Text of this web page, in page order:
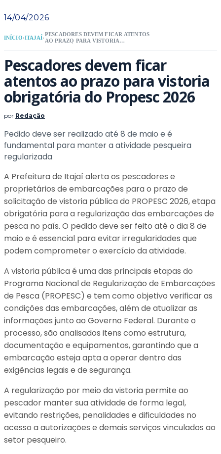
14/04/2026
INÍCIO›ITAJAÍ›
PESCADORES DEVEM FICAR ATENTOS
AO PRAZO PARA VISTORIA
Pescadores devem ficar
atentos ao prazo para vistoria
obrigatória do Propesc 2026
por Redação
Pedido deve ser realizado até 8 de maio e é
fundamental para manter a atividade pesqueira
regularizada
A Prefeitura de Itajaí alerta os pescadores e
proprietários de embarcações para o prazo de
solicitação de vistoria pública do PROPESC 2026, etapa
obrigatória para a regularização das embarcações de
pesca no país. O pedido deve ser feito até o dia 8 de
maio e é essencial para evitar irregularidades que
podem comprometer o exercício da atividade.
A vistoria pública é uma das principais etapas do
Programa Nacional de Regularização de Embarcações
de Pesca (PROPESC) e tem como objetivo verificar as
condições das embarcações, além de atualizar as
informações junto ao Governo Federal. Durante o
processo, são analisados itens como estrutura,
documentação e equipamentos, garantindo que a
embarcação esteja apta a operar dentro das
exigências legais e de segurança.
A regularização por meio da vistoria permite ao
pescador manter sua atividade de forma legal,
evitando restrições, penalidades e dificuldades no
acesso a autorizações e demais serviços vinculados ao
setor pesqueiro.